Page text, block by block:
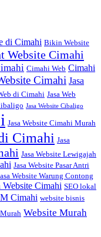
di Cimahi Bikin Website
Website Cimahi
Cimahi Web Cimahi
Cimahi Jasa
di Cimahi Jasa Web
Jasa Website Cibaligo
Jasa Website Cimahi Murah
Cimahi Jasa
Jasa Website Lewigajah
Jasa Website Pasar Antri
Website Warung Contong
Website Cimahi SEO lokal
Cimahi website bisnis
Website Murah